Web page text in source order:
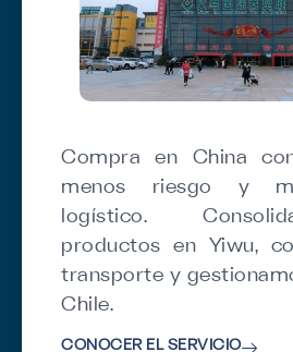
Compra en China
menos riesgo y
logístico.
productos en Yiwu,
transporte y
Chile.
CONOCER EL SERVICIO